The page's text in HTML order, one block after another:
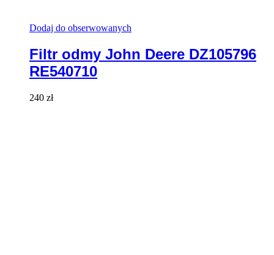
Dodaj do obserwowanych
Filtr odmy John Deere DZ105796
RE540710
240 zł